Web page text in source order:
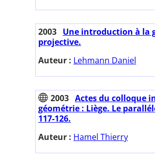
2003 Une introduction à la
projective.
Auteur : Lehmann Daniel
2003 Actes du colloque
géométrie : Liège. Le
117-126.
Auteur : Hamel Thierry